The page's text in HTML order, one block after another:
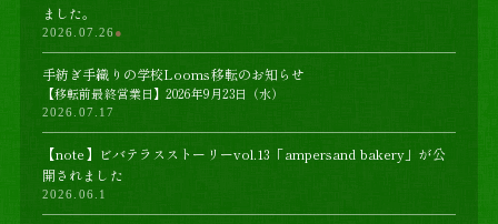
ました。
2026.07.26 ●
手紡ぎ手織りの学校Looms移転のお知らせ
【移転前最終営業日】2026年9月23日（水）
2026.07.17
【note】ビバテラスストーリーvol.13「ampersand bakery」が公
開されました
2026.06.1